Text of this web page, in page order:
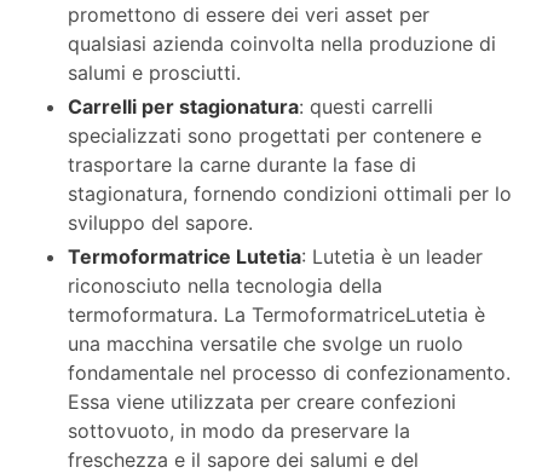
promettono di essere dei veri asset per
qualsiasi azienda coinvolta nella produzione di
salumi e prosciutti.
Carrelli per stagionatura: questi carrelli
specializzati sono progettati per contenere e
trasportare la carne durante la fase di
stagionatura, fornendo condizioni ottimali per lo
sviluppo del sapore.
Termoformatrice Lutetia: Lutetia è un leader
riconosciuto nella tecnologia della
termoformatura. La TermoformatriceLutetia è
una macchina versatile che svolge un ruolo
fondamentale nel processo di confezionamento.
Essa viene utilizzata per creare confezioni
sottovuoto, in modo da preservare la
freschezza e il sapore dei salumi e del